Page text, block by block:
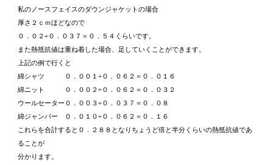
私のノースフェイスのダウンジャケットの場合
厚さ２ｃｍほどなので
０．０２÷０．０３７＝０．５４くらいです。
また熱抵抗値は重ね着した場合、足していくことができます。
上記の例で行くと
綿シャツ ０．００１÷０．０６２＝０．０１６
綿ニット ０．００２÷０．０６２＝０．０３２
ウールセーター０．００３÷０．０３７＝０．０８
綿ジャンパー ０．０１０÷０．０６２＝０．１６
これらを合計すると０．２８８となりちょうど倍と半分くらいの熱抵抗値であ
ることが
分かります。